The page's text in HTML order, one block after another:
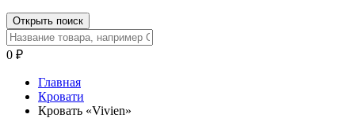
Открыть поиск
0 ₽
Главная
Кровати
Кровать «Vivien»